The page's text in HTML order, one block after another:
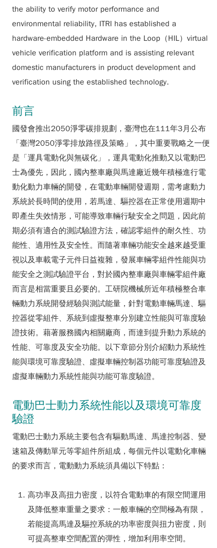
the ability to verify motor performance and
environmental reliability, ITRI has established a
hardware-embedded Hardware in the Loop（HIL）virtual
vehicle verification platform and is assisting relevant
domestic manufacturers in product development and
verification using the established technology.
前言
國發會推出2050淨零碳排規劃，臺灣也在111年3月公布
「臺灣2050淨零排放路徑及策略」，其中重要戰略之一便
是「運具電動化與無碳化」，運具電動化推動又以電動巴
士為優先，因此，國內整車廠與馬達廠近幾年積極進行電
動化動力車輛的開發，在電動車輛開發週期，需考慮動力
系統於長時間的使用，若馬達、驅控器在正常使用週期中
即產生失效情形，可能導致車輛行駛安全之問題，因此前
期必須有適合的測試驗證方法，確認零組件的耐久性、功
能性、適用性及安全性。而隨著車輛功能安全越來越受重
視以及車載電子元件日益複雜，發展車輛零組件性能與功
能安全之測試驗證平台，對於國內整車廠與車輛零組件廠
而言是相當重要且必要的。工研院機械所近年積極整合車
輛動力系統開發經驗與測試能量，針對電動車輛馬達、驅
控器從零組件、系統到虛擬整車分別建立性能與可靠度驗
證技術。藉著服務國內相關廠商，而達到提升動力系統的
性能、可靠度及安全功能。以下章節分別介紹動力系統性
能與環境可靠度驗證、虛擬車輛控制器功能可靠度驗證及
虛擬車輛動力系統性能與功能可靠度驗證。
電動巴士動力系統性能以及環境可靠度
驗證
電動巴士動力系統主要包含有驅動馬達、馬達控制器、變
速箱及傳動單元等零組件所組成，每個元件以電動化車輛
的要求而言，電動動力系統須具備以下特點：
高功率及高扭力密度，以符合電動車的有限空間運用
及降低整車重量之要求：一般車輛的空間極為有限，
若能提高馬達及驅控系統的功率密度與扭力密度，則
可提高整車空間配置的彈性，增加利用率空間。